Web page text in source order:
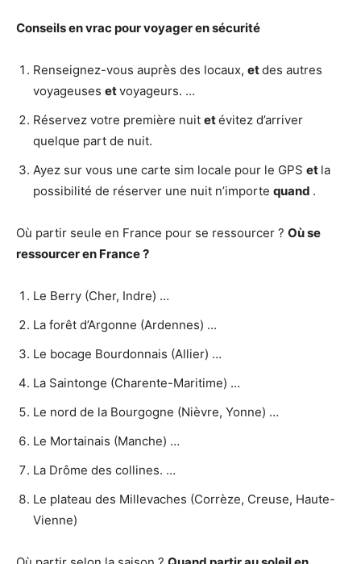
Conseils en vrac pourvoyageren sécurité
Renseignez-vous auprès des locaux, etdes autres
voyageuses etvoyageurs. …
Réservez votre première nuit etévitez d’arriver
quelque part de nuit.
Ayez sur vous une carte sim locale pour le GPS et la
possibilité de réserver une nuit n’importe quand .
Où partir seule en France pour se ressourcer ? Oùse
ressourceren France?
Le Berry (Cher, Indre) …
La forêt d’Argonne (Ardennes) …
Le bocage Bourdonnais (Allier) …
La Saintonge (Charente-Maritime) …
Le nord de la Bourgogne (Nièvre, Yonne) …
Le Mortainais (Manche) …
La Drôme des collines. …
Le plateau des Millevaches (Corrèze, Creuse, Haute-
Vienne)